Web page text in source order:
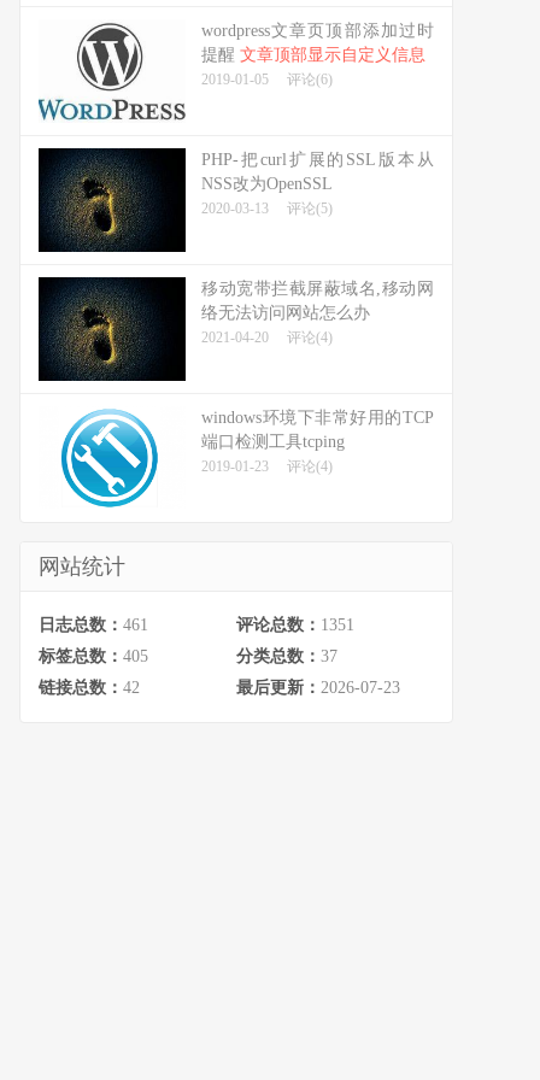
wordpress文章页顶部添加过时
提醒 文章顶部显示自定义信息
2019-01-05 评论(6)
PHP-把curl扩展的SSL版本从
NSS改为OpenSSL
2020-03-13 评论(5)
移动宽带拦截屏蔽域名,移动网
络无法访问网站怎么办
2021-04-20 评论(4)
windows环境下非常好用的TCP
端口检测工具tcping
2019-01-23 评论(4)
网站统计
日志总数： 461 评论总数： 1351
标签总数： 405 分类总数： 37
链接总数： 42 最后更新： 2026-07-23